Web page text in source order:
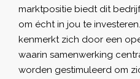
marktpositie biedt dit
om écht in jou te
kenmerkt zich door een
waarin samenwerking
worden gestimuleerd om